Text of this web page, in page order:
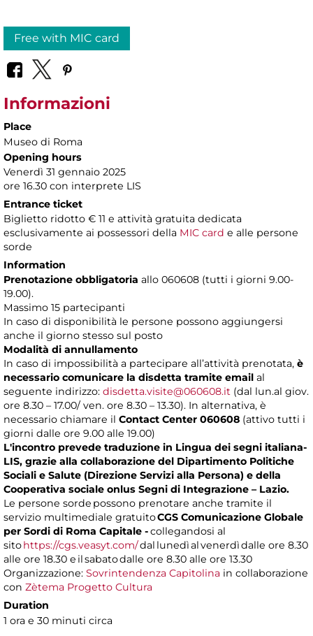
Free with MIC card
Informazioni
Place
Museo di Roma
Opening hours
Venerdì 31 gennaio 2025
ore 16.30 con interprete LIS
Entrance ticket
Biglietto ridotto € 11 e attività gratuita dedicata
esclusivamente ai possessori della MIC card e alle persone
sorde
Information
Prenotazione obbligatoria allo 060608 (tutti i giorni 9.00-
19.00).
Massimo 15 partecipanti
In caso di disponibilità le persone possono aggiungersi
anche il giorno stesso sul posto
Modalità di annullamento
In caso di impossibilità a partecipare all’attività prenotata, è
necessario comunicare la disdetta tramite email al
seguente indirizzo: disdetta.visite@060608.it (dal lun.al giov.
ore 8.30 – 17.00/ ven. ore 8.30 – 13.30). In alternativa, è
necessario chiamare il Contact Center 060608 (attivo tutti i
giorni dalle ore 9.00 alle 19.00)
L'incontro prevede traduzione in Lingua dei segni italiana-
LIS, grazie alla collaborazione del Dipartimento Politiche
Sociali e Salute (Direzione Servizi alla Persona) e della
Cooperativa sociale onlus Segni di Integrazione – Lazio.
Le persone sorde possono prenotare anche tramite il
servizio multimediale gratuitoCGS Comunicazione Globale
per Sordi di Roma Capitale -collegandosi al
sitohttps://cgs.veasyt.com/dal lunedì al venerdì dalle ore 8.30
alle ore 18.30 e il sabato dalle ore 8.30 alle ore 13.30
Organizzazione: Sovrintendenza Capitolina in collaborazione
con Zètema Progetto Cultura
Duration
1 ora e 30 minuti circa